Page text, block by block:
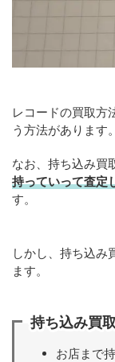
レコードの買取方
う方法があります。
なお、持ち込み買
持っていって査定
す。
しかし、持ち込み
ます。
持ち込み買
お店まで